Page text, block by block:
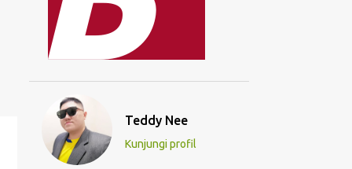
Teddy Nee
Kunjungi profil